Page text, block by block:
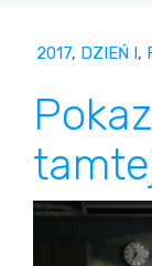
2017, DZIEŃ I,